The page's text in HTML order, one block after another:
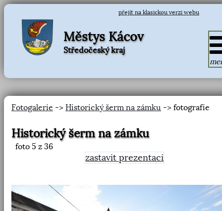
přejít na klasickou verzi webu
Městys Kácov
Středočeský kraj
Fotogalerie -> Historický šerm na zámku -> fotografie
Historický šerm na zámku
foto 5 z 36
zastavit prezentaci